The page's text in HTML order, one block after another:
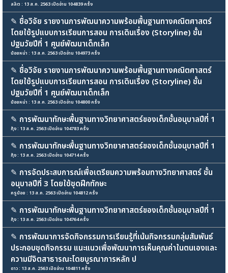
ลลิต : 13 ส.ค. 2563 เปิดอ่าน 104839 ครั้ง
✎ ชื่อวิจัย รายงานการพัฒนาความพร้อมพื้นฐานทางคณิตศาสตร์
โดยใช้รูปแบบการเรียนการสอน การเดินเรื่อง (Storyline) ชั้น
ปฐมวัยปีที่ 1 ศูนย์พัฒนาเด็กเล็ก
น้อยหน่า : 13 ส.ค. 2563 เปิดอ่าน 104973 ครั้ง
✎ ชื่อวิจัย รายงานการพัฒนาความพร้อมพื้นฐานทางคณิตศาสตร์
โดยใช้รูปแบบการเรียนการสอน การเดินเรื่อง (Storyline) ชั้น
ปฐมวัยปีที่ 1 ศูนย์พัฒนาเด็กเล็ก
น้อยหน่า : 13 ส.ค. 2563 เปิดอ่าน 104800 ครั้ง
✎ การพัฒนาทักษะพื้นฐานทางวิทยาศาสตร์ของเด็กชั้นอนุบาลปีที่ 1
กุ้ง : 13 ส.ค. 2563 เปิดอ่าน 104783 ครั้ง
✎ การพัฒนาทักษะพื้นฐานทางวิทยาศาสตร์ของเด็กชั้นอนุบาลปีที่ 1
กุ้ง : 13 ส.ค. 2563 เปิดอ่าน 104714 ครั้ง
✎ การจัดประสบการณ์เพื่อเตรียมความพร้อมทางวิทยาศาสตร์ ชั้น
อนุบาลปีที่ 3 โดยใช้ชุดฝึกทักษะ
ครูน้อย : 13 ส.ค. 2563 เปิดอ่าน 104812 ครั้ง
✎ การพัฒนาทักษะพื้นฐานทางวิทยาศาสตร์ของเด็กชั้นอนุบาลปีที่ 1
กุ้ง : 13 ส.ค. 2563 เปิดอ่าน 104764 ครั้ง
✎ การพัฒนาการจัดกิจกรรมการเรียนรู้ที่เน้นกิจกรรมกลุ่มสัมพันธ์
ประกอบชุดกิจกรรม แนะแนวเพื่อพัฒนาการเห็นคุณค่าในตนเองและ
ความมีจิตสาธารณะโดยบูรณาการหลัก ป
ดาว : 13 ส.ค. 2563 เปิดอ่าน 104811 ครั้ง